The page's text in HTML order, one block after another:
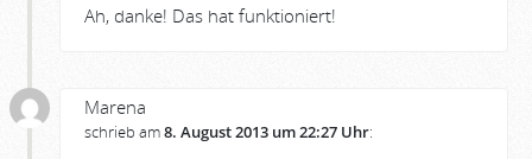
Ah, danke! Das hat funktioniert!
Marena
schrieb am8. August 2013 um 22:27 Uhr: